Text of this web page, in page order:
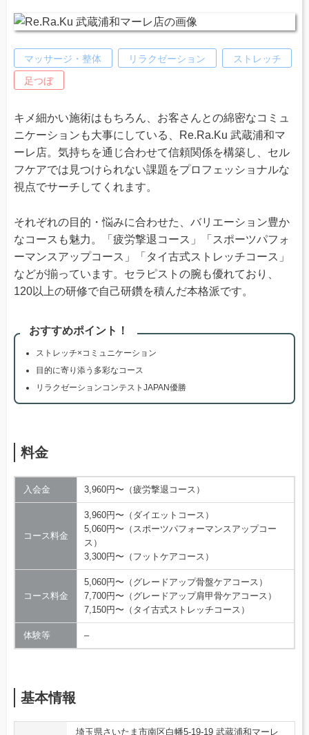
マッサージ・整体 リラクゼーション ストレッチ
足つぼ
キメ細かい施術はもちろん、お客さんとの綿密なコミュ
ニケーションも大事にしている、Re.Ra.Ku 武蔵浦和マ
ーレ店。気持ちを通じ合わせて信頼関係を構築し、セル
フケアでは見つけられない課題をプロフェッショナルな
視点でサーチしてくれます。
それぞれの目的・悩みに合わせた、バリエーション豊か
なコースも魅力。「疲労撃退コース」「スポーツパフォ
ーマンスアップコース」「タイ古式ストレッチコース」
などが揃っています。セラピストの腕も優れており、
120以上の研修で自己研鑽を積んだ本格派です。
おすすめポイント！
ストレッチ×コミュニケーション
目的に寄り添う多彩なコース
リラクゼーションコンテストJAPAN優勝
料金
入会金 3,960円〜（疲労撃退コース）
コース料金
3,960円〜（ダイエットコース）
5,060円〜（スポーツパフォーマンスアップコー
ス）
3,300円〜（フットケアコース）
コース料金
5,060円〜（グレードアップ骨盤ケアコース）
7,700円〜（グレードアップ肩甲骨ケアコース）
7,150円〜（タイ古式ストレッチコース）
体験等 –
基本情報
埼玉県さいたま市南区白幡5-19-19 武蔵浦和マーレ